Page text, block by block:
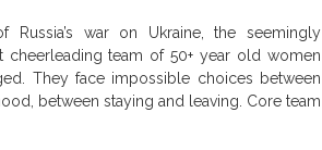
zrkadlo súčasnej slovenskej
neschopnosť reflektovať jazyk a dejiny v
hrozba nového autoritárstva. Hlavnou
ktorá je vybraná na konkurze a
Russia’s war on Ukraine, the seemingly
cheerleading team of 50+ year old women
They face impossible choices between
between staying and leaving. Core team